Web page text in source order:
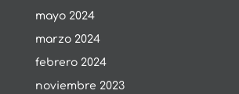
mayo 2024
marzo 2024
febrero 2024
noviembre 2023